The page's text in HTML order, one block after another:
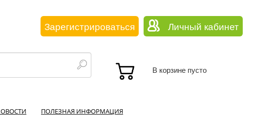
Зарегистрироваться Личный кабинет
В корзине пусто
ПОЛЕЗНАЯ ИНФОРМАЦИЯ